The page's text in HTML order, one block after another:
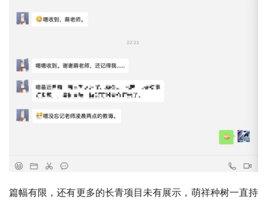
篇幅有限，还有更多的长青项目未有展示，萌祥种树一直持